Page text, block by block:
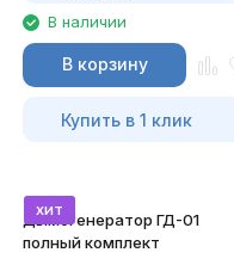
В наличии
В корзину
Купить в 1 клик
хит
Дымогенератор ГД-01
полный комплект